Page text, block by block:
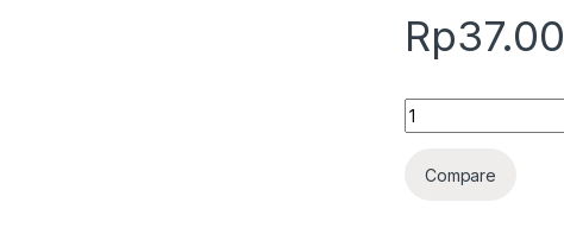
Rp
Quantity
Compare